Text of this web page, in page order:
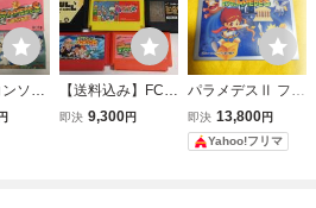
ンソフ
】テ
円
【送料込み】FC
バナナ(箱説付き)
即決 9,300円
パラメデスⅡ ファ
ミコン
即決 13,800円
Yahoo!フリマ